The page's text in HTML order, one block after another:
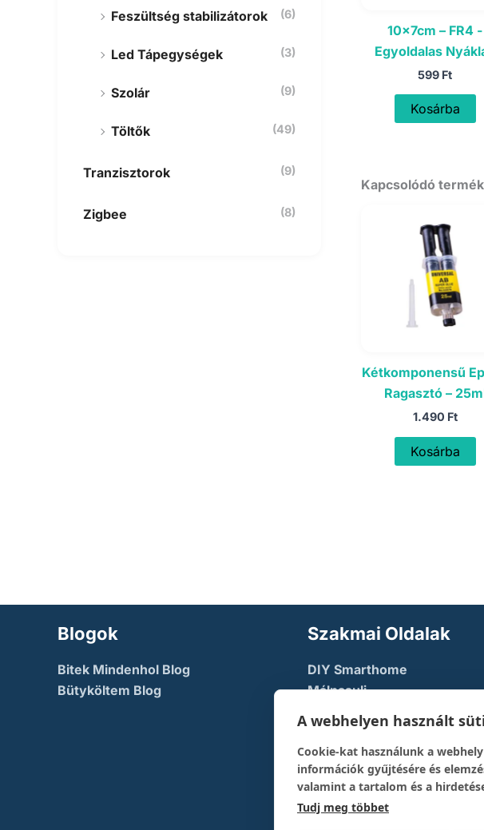
Feszültség stabilizátorok (6)
Led Tápegységek (3)
Szolár (9)
Töltők (49)
Tranzisztorok (9)
Zigbee (8)
10x7cm – FR4 -
Egyoldalas
599 Ft
Kosárba
Kapcsolódó
Kétkomponensű
Ragasztó –
1.490 Ft
Kosárba
Blogok
Bitek Mindenhol Blog
Bütyköltem Blog
Szakmai Oldalak
DIY Smarthome
Málnasuli
NodeMcu AZURE
TechFactory
The Developer Guy –
pont
A webhelyen használt
Cookie-kat használunk a
információk gyűjtésére és
valamint a tartalom és a
Tudj meg többet